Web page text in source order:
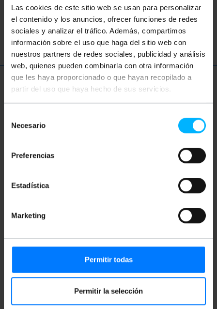
Las cookies de este sitio web se usan para personalizar
el contenido y los anuncios, ofrecer funciones de redes
sociales y analizar el tráfico. Además, compartimos
información sobre el uso que haga del sitio web con
nuestros partners de redes sociales, publicidad y análisis
web, quienes pueden combinarla con otra información
que les haya proporcionado o que hayan recopilado a
partir del uso que haya hecho de sus servicios.
Necesario
Preferencias
Estadística
Marketing
Permitir todas
Permitir la selección
àudio vídeo TV so RCA
CVBS altaveu
Més informació
Descripció
Petit cable de 10cm de llarg que ens permetrà
Mides i pesos
Pes brut: 12 g